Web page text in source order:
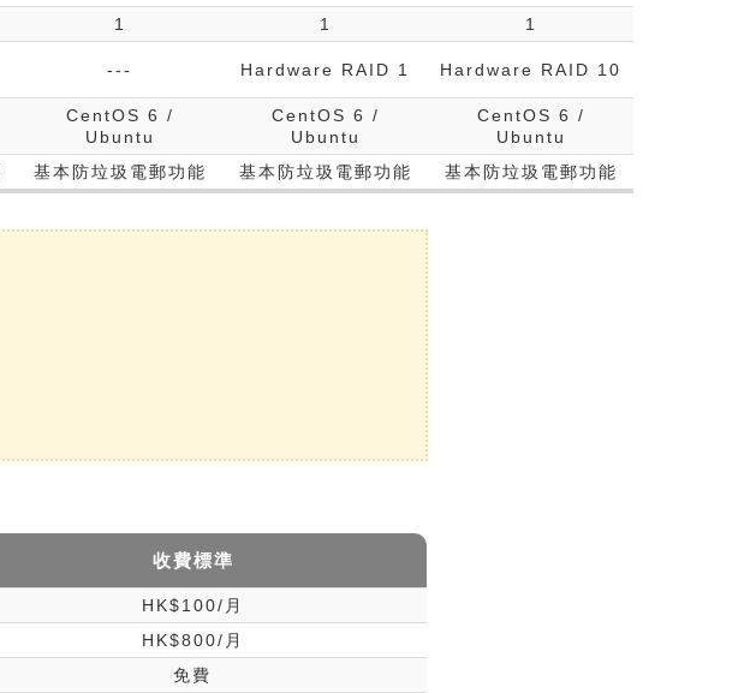
1 1
1
--- Hardware RAID 1 Hardware RAID 10
CentOS 6 /
Ubuntu
CentOS 6 /
Ubuntu
CentOS 6 /
Ubuntu
基本防垃圾電郵功能 基本防垃圾電郵功能 基本防垃圾電郵功能
收費標準
HK$100/月
HK$800/月
免費